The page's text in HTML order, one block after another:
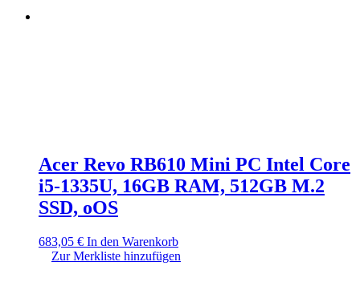
Acer Revo RB610 Mini PC Intel Core
i5-1335U, 16GB RAM, 512GB M.2
SSD, oOS
683,05 € In den Warenkorb
Zur Merkliste hinzufügen